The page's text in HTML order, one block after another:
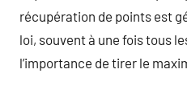
récupération de points est
loi, souvent à une fois tous
l’importance de tirer le